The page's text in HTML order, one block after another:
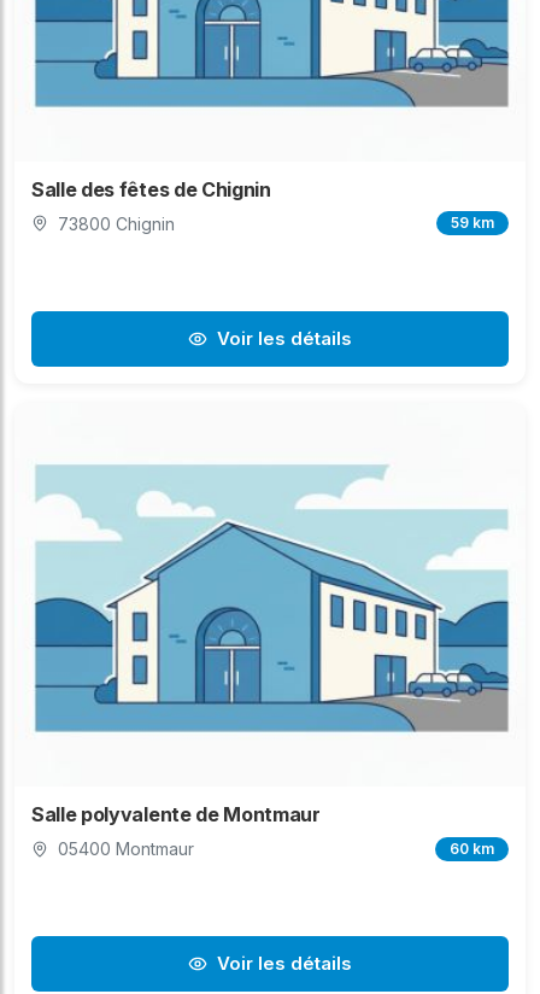
Salle des fêtes de Chignin
73800 Chignin 59 km
Voir les détails
Salle polyvalente de Montmaur
05400 Montmaur 60 km
Voir les détails